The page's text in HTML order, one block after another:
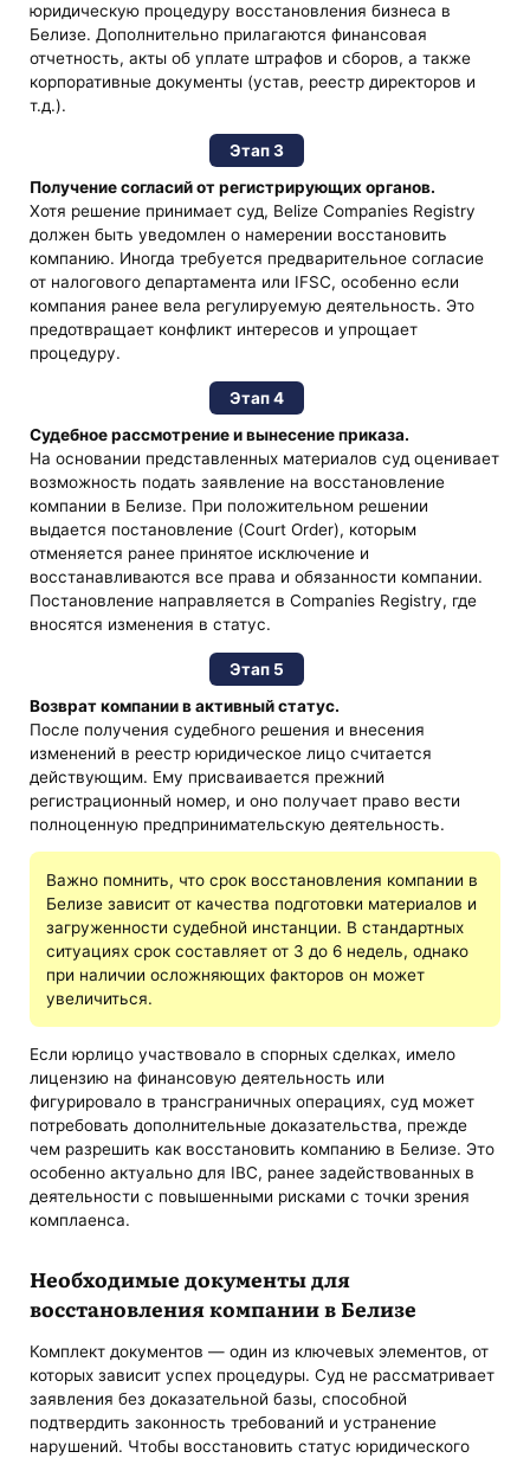
юридическую процедуру восстановления бизнеса в
Белизе. Дополнительно прилагаются финансовая
отчетность, акты об уплате штрафов и сборов, а также
корпоративные документы (устав, реестр директоров и
т.д.).
Этап 3
Получение согласий от регистрирующих органов.
Хотя решение принимает суд, Belize Companies Registry
должен быть уведомлен о намерении восстановить
компанию. Иногда требуется предварительное согласие
от налогового департамента или IFSC, особенно если
компания ранее вела регулируемую деятельность. Это
предотвращает конфликт интересов и упрощает
процедуру.
Этап 4
Судебное рассмотрение и вынесение приказа.
На основании представленных материалов суд оценивает
возможность подать заявление на восстановление
компании в Белизе. При положительном решении
выдается постановление (Court Order), которым
отменяется ранее принятое исключение и
восстанавливаются все права и обязанности компании.
Постановление направляется в Companies Registry, где
вносятся изменения в статус.
Этап 5
Возврат компании в активный статус.
После получения судебного решения и внесения
изменений в реестр юридическое лицо считается
действующим. Ему присваивается прежний
регистрационный номер, и оно получает право вести
полноценную предпринимательскую деятельность.
Важно помнить, что срок восстановления компании в
Белизе зависит от качества подготовки материалов и
загруженности судебной инстанции. В стандартных
ситуациях срок составляет от 3 до 6 недель, однако
при наличии осложняющих факторов он может
увеличиться.
Если юрлицо участвовало в спорных сделках, имело
лицензию на финансовую деятельность или
фигурировало в трансграничных операциях, суд может
потребовать дополнительные доказательства, прежде
чем разрешить как восстановить компанию в Белизе. Это
особенно актуально для IBC, ранее задействованных в
деятельности с повышенными рисками с точки зрения
комплаенса.
Необходимые документы для
восстановления компании в Белизе
Комплект документов — один из ключевых элементов, от
которых зависит успех процедуры. Суд не рассматривает
заявления без доказательной базы, способной
подтвердить законность требований и устранение
нарушений. Чтобы восстановить статус юридического